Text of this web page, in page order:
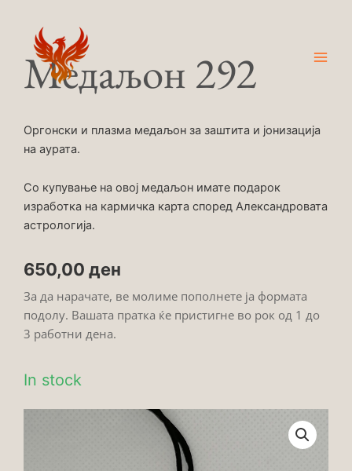
contentМедаљон 292
Оргонски и плазма медаљон за заштита и јонизација
на аурата.
Со купување на овој медаљон имате подарок
изработка на кармичка карта според Александровата
астрологија.
650,00 ден
За да нарачате, ве молиме пополнете ја формата
подолу. Вашата пратка ќе пристигне во рок од 1 до
3 работни дена.
In stock